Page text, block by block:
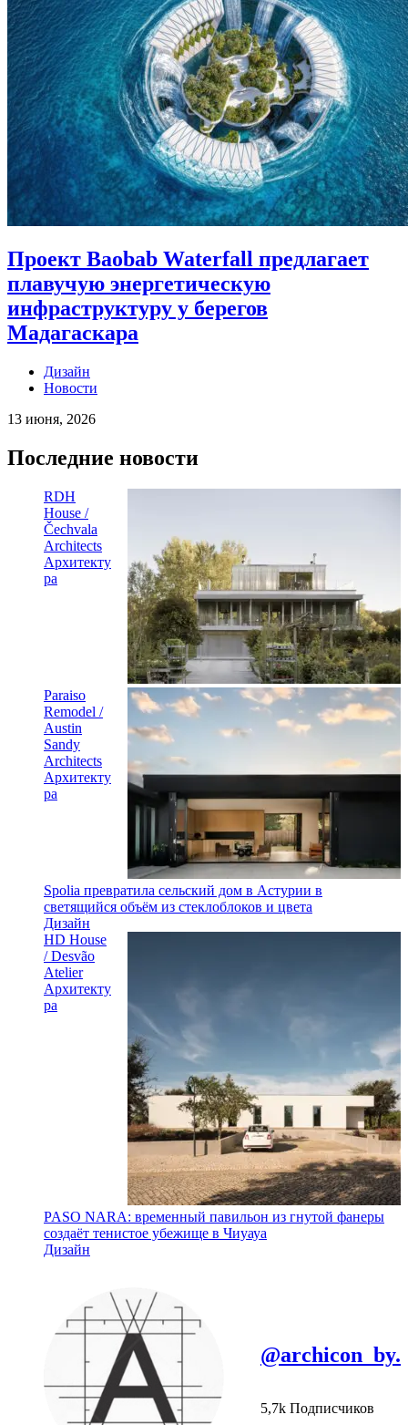
Проект Baobab Waterfall предлагает
плавучую энергетическую
инфраструктуру у берегов
Мадагаскара
Дизайн
Новости
13 июня, 2026
Последние новости
RDH
House /
Čechvala
Architects
Архитекту
ра
Paraiso
Remodel /
Austin
Sandy
Architects
Архитекту
ра
Spolia превратила сельский дом в Астурии в
светящийся объём из стеклоблоков и цвета
Дизайн
HD House
/ Desvão
Atelier
Архитекту
ра
PASO NARA: временный павильон из гнутой фанеры
создаёт тенистое убежище в Чиуауа
Дизайн
@archicon_by.
5,7k Подписчиков